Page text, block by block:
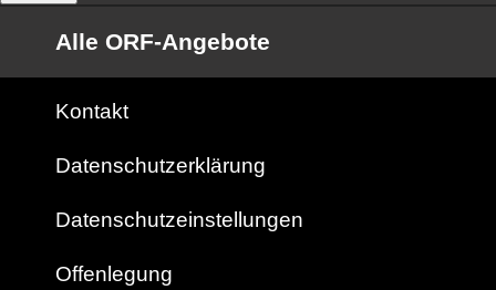
Alle ORF-Angebote
Kontakt
Datenschutzerklärung
Datenschutzeinstellungen
Offenlegung